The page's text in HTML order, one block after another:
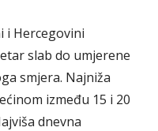
i Hercegovini
slab do umjerene
smjera. Najniža
između 15 i 20
dnevna